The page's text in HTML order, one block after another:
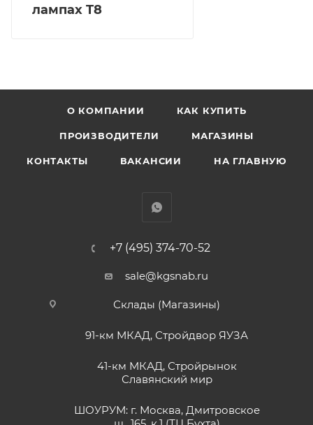
лампах T8
О КОМПАНИИ КАК КУПИТЬ
ПРОИЗВОДИТЕЛИ МАГАЗИНЫ
КОНТАКТЫ ВАКАНСИИ НА ГЛАВНУЮ
+7 (495) 374-70-52
sale@kgsnab.ru
Склады (Магазины)
91-км МКАД, Стройдвор ЯУЗА
41-км МКАД, Стройрынок
Славянский мир
ШОУРУМ: г. Москва, Дмитровское